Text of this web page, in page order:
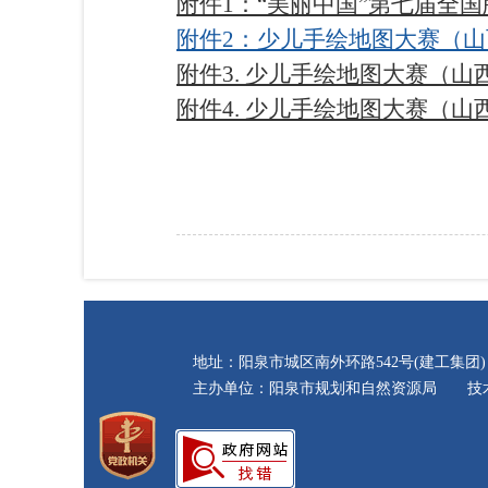
附件2：少儿手绘地图大赛（
附件3. 少儿手绘地图大赛（山
附件4. 少儿手绘地图大赛（山
地址：阳泉市城区南外环路542号(建
主办单位：阳泉市规划和自然资源局